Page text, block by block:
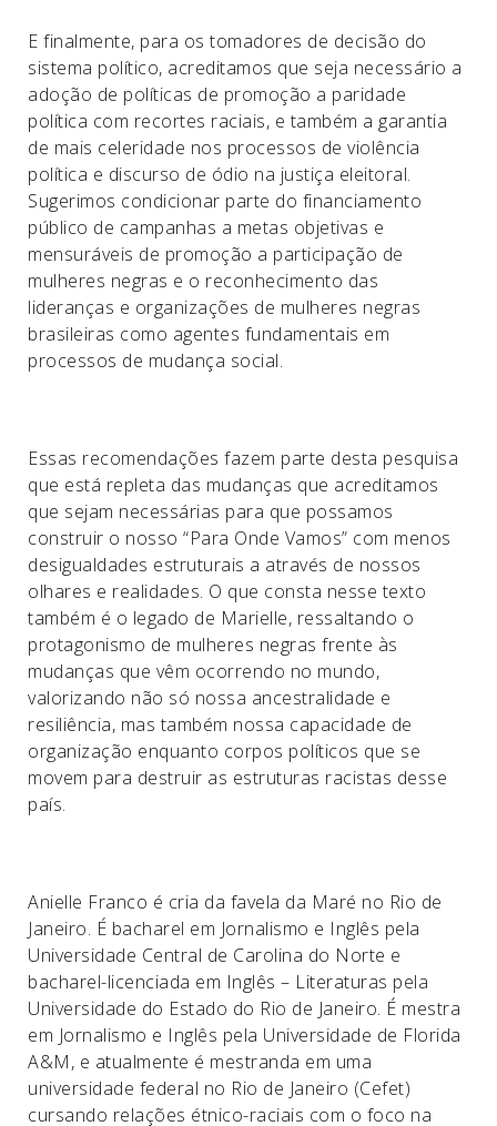
E finalmente, para os tomadores de decisão do
sistema político, acreditamos que seja necessário a
adoção de políticas de promoção a paridade
política com recortes raciais, e também a garantia
de mais celeridade nos processos de violência
política e discurso de ódio na justiça eleitoral.
Sugerimos condicionar parte do financiamento
público de campanhas a metas objetivas e
mensuráveis de promoção a participação de
mulheres negras e o reconhecimento das
lideranças e organizações de mulheres negras
brasileiras como agentes fundamentais em
processos de mudança social.
Essas recomendações fazem parte desta pesquisa
que está repleta das mudanças que acreditamos
que sejam necessárias para que possamos
construir o nosso “Para Onde Vamos” com menos
desigualdades estruturais a através de nossos
olhares e realidades. O que consta nesse texto
também é o legado de Marielle, ressaltando o
protagonismo de mulheres negras frente às
mudanças que vêm ocorrendo no mundo,
valorizando não só nossa ancestralidade e
resiliência, mas também nossa capacidade de
organização enquanto corpos políticos que se
movem para destruir as estruturas racistas desse
país.
Anielle Franco é cria da favela da Maré no Rio de
Janeiro. É bacharel em Jornalismo e Inglês pela
Universidade Central de Carolina do Norte e
bacharel-licenciada em Inglês – Literaturas pela
Universidade do Estado do Rio de Janeiro. É mestra
em Jornalismo e Inglês pela Universidade de Florida
A&M, e atualmente é mestranda em uma
universidade federal no Rio de Janeiro (Cefet)
cursando relações étnico-raciais com o foco na